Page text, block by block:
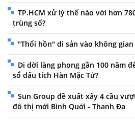
TP.HCM xử lý thế nào với hơn
trùng số?
"Thổi hồn" di sản vào không
Di dời làng phong gần 100 năm
sổ dấu tích Hàn Mặc Tử?
Sun Group đề xuất xây 4 cầu
đô thị mới Bình Quới - Thanh Đa